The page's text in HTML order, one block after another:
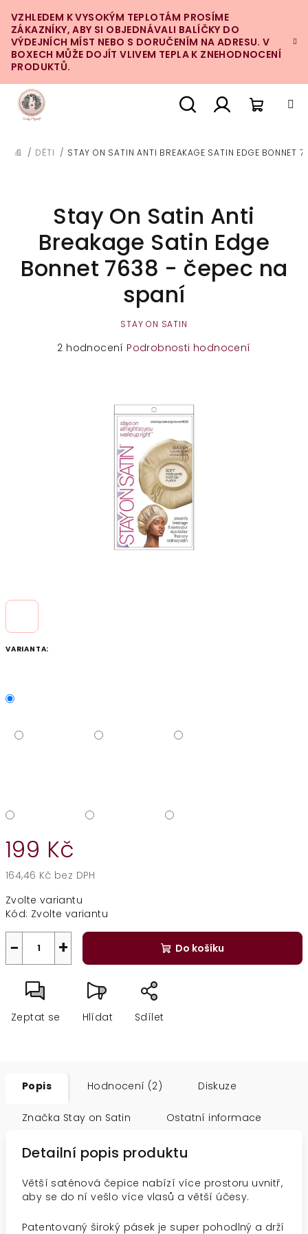
na
obsah
VZHLEDEM K VYSOKÝM TEPLOTÁM PROSÍME
ZÁKAZNÍKY, ABY SI OBJEDNÁVALI BALÍČKY DO
VÝDEJNÍCH MÍST NEBO S DORUČENÍM NA ADRESU. V
BOXECH MŮŽE DOJÍT VLIVEM TEPLA K ZNEHODNOCENÍ
PRODUKTŮ.
DOMŮ
/ DĚTI / STAY ON SATIN ANTI BREAKAGE SATIN EDGE BONNET
VARIANTA:
199 Kč
164,46 Kč bez DPH
cena:
Zvolte variantu
Kód: Zvolte variantu
+
− Do košíku
Zeptat se Hlídat Sdílet
Stay On Satin Anti
Breakage Satin Edge
Bonnet 7638 - čepec na
spaní
STAY ON SATIN
Průměrné
2 hodnocení Podrobnosti hodnocení
Popis Hodnocení (2) Diskuze
Značka Stay on Satin Ostatní informace
Detailní popis produktu
Větší saténová čepice nabízí více prostoru uvnitř,
aby se do ní vešlo více vlasů a větší účesy.
Patentovaný široký pásek je super pohodlný a drží